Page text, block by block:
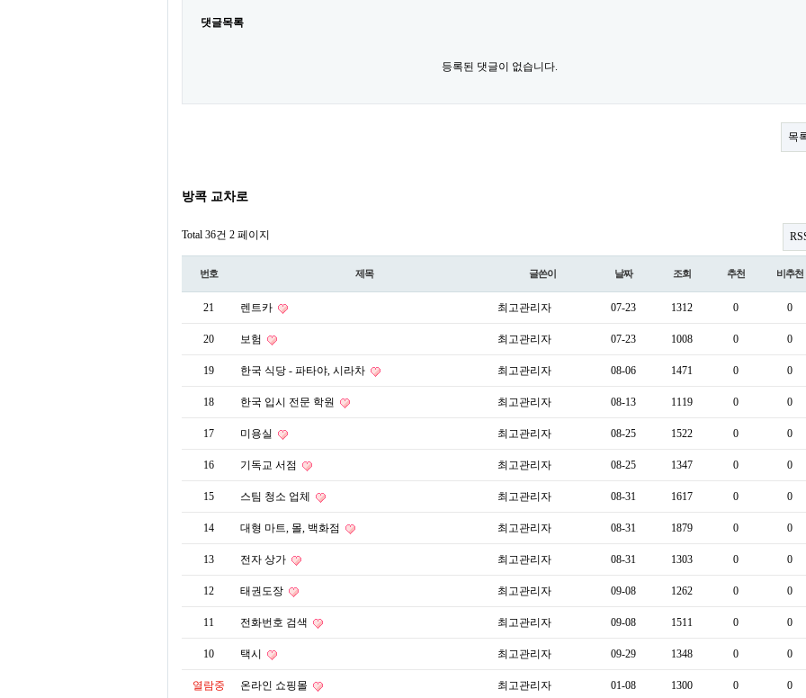
댓글목록
등록된 댓글이 없습니다.
목
방콕 교차로
Total 36건 2 페이지
번호 제목 글쓴이 날짜 조회 추천 비추천
21 렌트카 최고관리자 07-23 1312 0 0
20 보험 최고관리자 07-23 1008 0 0
19 한국 식당 - 파타야, 시라차 최고관리자 08-06 1471 0 0
18 한국 입시 전문 학원 최고관리자 08-13 1119 0 0
17 미용실 최고관리자 08-25 1522 0 0
16 기독교 서점 최고관리자 08-25 1347 0 0
15 스팀 청소 업체 최고관리자 08-31 1617 0 0
14 대형 마트, 몰, 백화점 최고관리자 08-31 1879 0 0
13 전자 상가 최고관리자 08-31 1303 0 0
12 태권도장 최고관리자 09-08 1262 0 0
11 전화번호 검색 최고관리자 09-08 1511 0 0
10 택시 최고관리자 09-29 1348 0 0
열람중 온라인 쇼핑몰 최고관리자 01-08 1300 0 0